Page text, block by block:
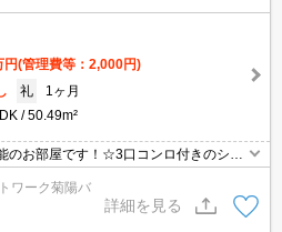
円(管理費等：2,000円)
礼
1ヶ月
50.49m²
のお部屋です！☆3口コンロ付きのシス
・追い焚き機能付きバス！☆ＴＶモニ
リティ！☆毎月賃料・初期費用クレジ
です。2年経過後家賃56,000円。
ワーク菊陽バ
詳細を見る